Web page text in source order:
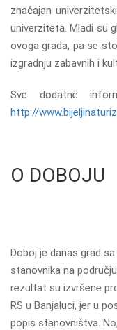
značajan
univerziteta. Mladi su
ovoga grada, pa se
izgradnju zabavnih i
Sve dodatne
http://
O DOBOJU
Doboj je danas grad
stanovnika na
rezultat su izvršene
RS u Banjaluci, jer u
popis stanovništva.